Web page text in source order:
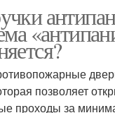
позволяет
проходы за